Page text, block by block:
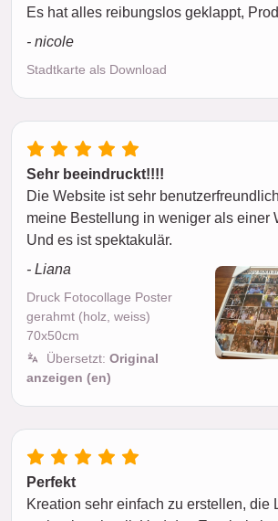
Es hat alles reibungslos geklappt,
- nicole
Stadtkarte als Download
Sehr beeindruckt!!!!
Die Website ist sehr
meine Bestellung in weniger als einer
Und es ist spektakulär.
- Liana
Druck Fotocollage Poster
gerahmt (holz, weiss)
70x50cm
Übersetzt: Original
anzeigen (en)
Perfekt
Kreation sehr einfach zu erstellen, die